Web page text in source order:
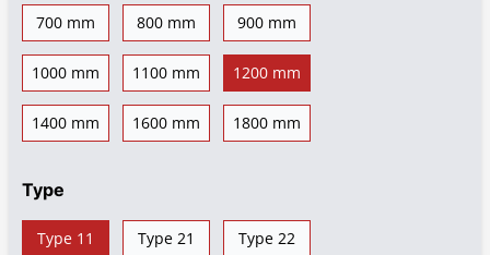
700 mm 800 mm 900 mm
1000 mm 1100 mm 1200 mm
1400 mm 1600 mm 1800 mm
Type
Type 11 Type 21 Type 22